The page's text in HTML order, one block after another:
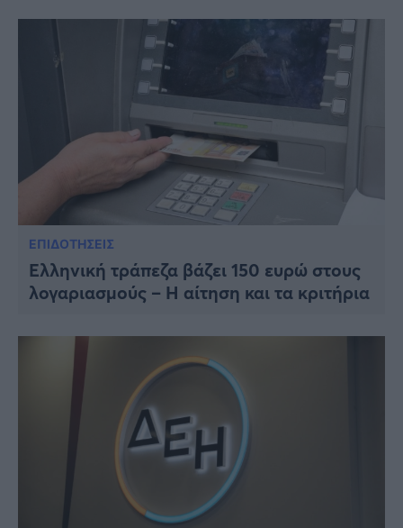
ΕΠΙΔΟΤΗΣΕΙΣ
Ελληνική τράπεζα βάζει 150 ευρώ στους
λογαριασμούς – Η αίτηση και τα κριτήρια